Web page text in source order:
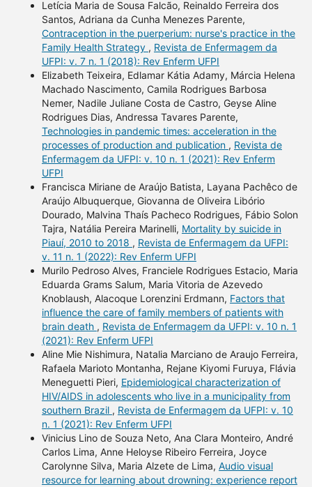
Letícia Maria de Sousa Falcão, Reinaldo Ferreira dos
Santos, Adriana da Cunha Menezes Parente,
Contraception in the puerperium: nurse's practice in the
Family Health Strategy , Revista de Enfermagem da
UFPI: v. 7 n. 1 (2018): Rev Enferm UFPI
Elizabeth Teixeira, Edlamar Kátia Adamy, Márcia Helena
Machado Nascimento, Camila Rodrigues Barbosa
Nemer, Nadile Juliane Costa de Castro, Geyse Aline
Rodrigues Dias, Andressa Tavares Parente,
Technologies in pandemic times: acceleration in the
processes of production and publication , Revista de
Enfermagem da UFPI: v. 10 n. 1 (2021): Rev Enferm
UFPI
Francisca Miriane de Araújo Batista, Layana Pachêco de
Araújo Albuquerque, Giovanna de Oliveira Libório
Dourado, Malvina Thaís Pacheco Rodrigues, Fábio Solon
Tajra, Natália Pereira Marinelli, Mortality by suicide in
Piauí, 2010 to 2018 , Revista de Enfermagem da UFPI:
v. 11 n. 1 (2022): Rev Enferm UFPI
Murilo Pedroso Alves, Franciele Rodrigues Estacio, Maria
Eduarda Grams Salum, Maria Vitoria de Azevedo
Knoblaush, Alacoque Lorenzini Erdmann, Factors that
influence the care of family members of patients with
brain death , Revista de Enfermagem da UFPI: v. 10 n. 1
(2021): Rev Enferm UFPI
Aline Mie Nishimura, Natalia Marciano de Araujo Ferreira,
Rafaela Marioto Montanha, Rejane Kiyomi Furuya, Flávia
Meneguetti Pieri, Epidemiological characterization of
HIV/AIDS in adolescents who live in a municipality from
southern Brazil , Revista de Enfermagem da UFPI: v. 10
n. 1 (2021): Rev Enferm UFPI
Vinicius Lino de Souza Neto, Ana Clara Monteiro, André
Carlos Lima, Anne Heloyse Ribeiro Ferreira, Joyce
Carolynne Silva, Maria Alzete de Lima, Audio visual
resource for learning about drowning: experience report